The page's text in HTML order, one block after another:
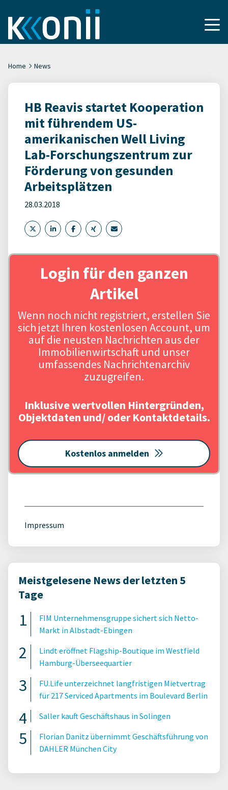
Home News
HB Reavis startet Kooperation
mit führendem US-
amerikanischen Well Living
Lab-Forschungszentrum zur
Förderung von gesunden
Arbeitsplätzen
28.03.2018
Login für den ganzen
Artikel
Wenn noch nicht registriert, erstellen Sie
sich jetzt Ihren kostenlosen Account, um
auf die neusten Nachrichten aus der
Immobilienwirtschaft und unser
umfassendes Nachrichtenarchiv
zuzugreifen.
Inklusive wertvollen Hintergründen,
Objektdaten und/ oder Kontaktdetails.
Kostenlos anmelden
Impressum
Meistgelesene News der letzten 5
Tage
FIM Unternehmensgruppe sichert sich Netto-
Markt in Albstadt-Ebingen
Lindt eröffnet Flagship-Boutique im Westfield
Hamburg-Überseequartier
FU.Life unterzeichnet langfristigen Mietvertrag
für 217 Serviced Apartments im Boulevard Berlin
Saller kauft Geschäftshaus in Solingen
Florian Danitz übernimmt Geschäftsführung von
DAHLER München City